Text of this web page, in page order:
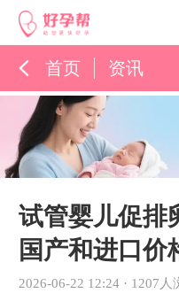
首页 资讯
试管婴儿促排
国产和进口价
2026-06-22 12:24· 1207人